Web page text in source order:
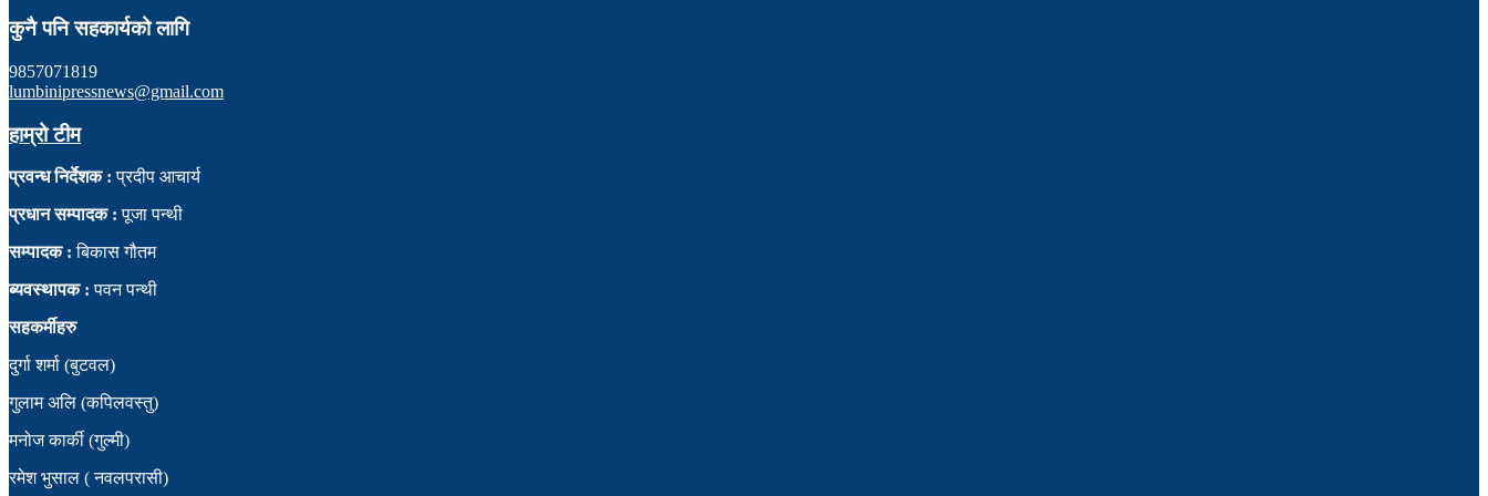
कुनै पनि सहकार्यको लागि
9857071819
lumbinipressnews@gmail.com
हाम्रो टीम
प्रवन्ध निर्देशक : प्रदीप आचार्य
प्रधान सम्पादक : पूजा पन्थी
सम्पादक :बिकास गौतम
ब्यवस्थापक : पवन पन्थी
सहकर्मीहरु
दुर्गा शर्मा (बुटवल)
गुलाम अलि (कपिलवस्तु)
मनोज कार्की (गुल्मी)
रमेश भुसाल ( नवलपरासी)